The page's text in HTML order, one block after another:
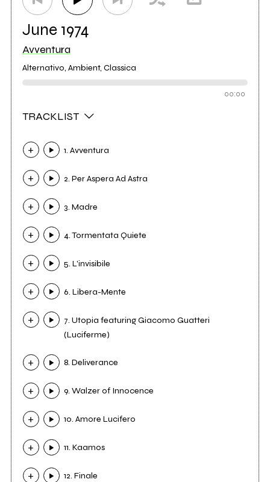
June 1974
Avventura
Alternativo, Ambient, Classica
00:00
TRACKLIST
1. Avventura
2. Per Aspera Ad Astra
3. Madre
4. Tormentata Quiete
5. L'invisibile
6. Libera-Mente
7. Utopia featuring Giacomo Guatteri
(Luciferme)
8. Deliverance
9. Walzer of Innocence
10. Amore Lucifero
11. Kaamos
12. Finale